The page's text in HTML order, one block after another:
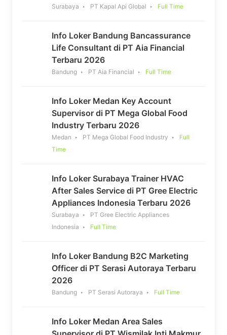
Surabaya PT Kapal Api Global Full Time
Info Loker Bandung Bancassurance
Life Consultant di PT Aia Financial
Terbaru 2026
Bandung PT Aia Financial Full Time
Info Loker Medan Key Account
Supervisor di PT Mega Global Food
Industry Terbaru 2026
Medan PT Mega Global Food Industry
Full
Time
Info Loker Surabaya Trainer HVAC
After Sales Service di PT Gree Electric
Appliances Indonesia Terbaru 2026
Surabaya
PT Gree Electric Appliances
Indonesia
Full Time
Info Loker Bandung B2C Marketing
Officer di PT Serasi Autoraya Terbaru
2026
Bandung PT Serasi Autoraya Full Time
Info Loker Medan Area Sales